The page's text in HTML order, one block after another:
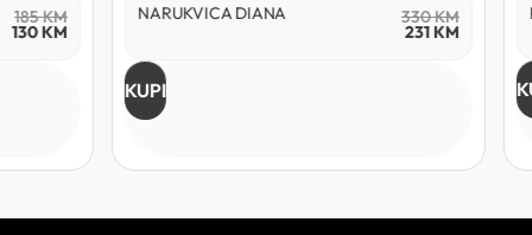
185KM
130KM
NARUKVICA DIANA 330KM
231KM
KUPI